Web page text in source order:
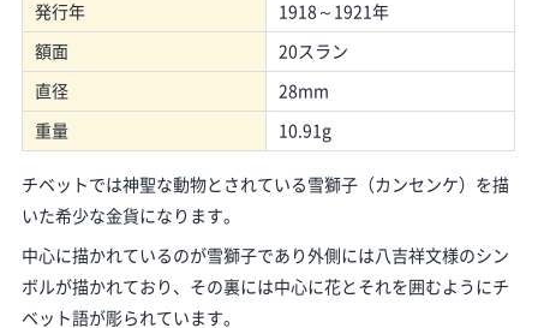
発行年 1918～1921年
額面 20スラン
直径 28mm
重量 10.91g
チベットでは神聖な動物とされている雪獅子（カンセンケ）を描
いた希少な金貨になります。
中心に描かれているのが雪獅子であり外側には八吉祥文様のシン
ボルが描かれており、その裏には中心に花とそれを囲むようにチ
ベット語が彫られています。